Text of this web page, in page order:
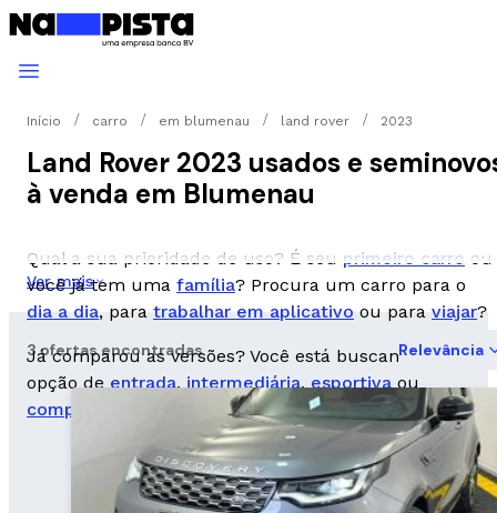
Início carro em blumenau land rover 2023
Land Rover 2023 usados e
à venda em Blumenau
Qual a sua prioridade de uso? É seu primeiro carro ou
você já tem uma família? Procura um carro para o
dia a dia, para trabalhar em aplicativo ou para viajar?
Já comparou as versões? Você está buscando uma
opção deentrada,intermediária,esportivaou
completa
Ver mais
3 ofertas encontradas Relevância